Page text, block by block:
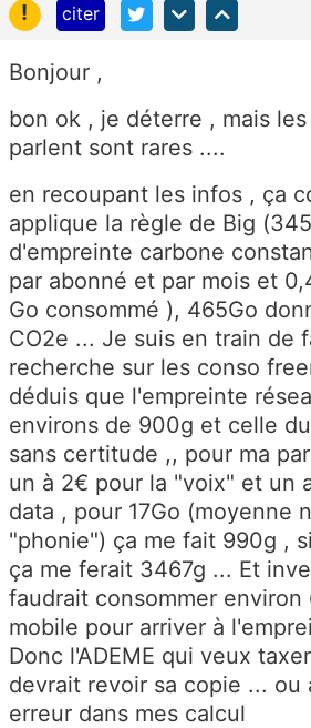
!
citer
Bonjour ,
bon ok , je déterre , mais
parlent sont rares ....
en recoupant les infos , ça
applique la règle de Big
d'empreinte carbone
par abonné et par mois et
Go consommé ), 465Go
CO2e ... Je suis en train de
recherche sur les conso
déduis que l'empreinte
environs de 900g et celle
sans certitude ,, pour ma
un à 2€ pour la "voix" et un
data , pour 17Go (moyenne
"phonie") ça me fait 990g ,
ça me ferait 3467g ... Et
faudrait consommer environ
mobile pour arriver à
Donc l'ADEME qui veux
devrait revoir sa copie ... ou
erreur dans mes calcul